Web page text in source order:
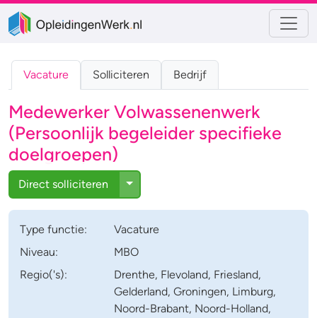
Vacature Solliciteren Bedrijf
Medewerker Volwassenenwerk
(Persoonlijk begeleider specifieke
doelgroepen)
Direct solliciteren Toggle Dropdown
Type functie:
Vacature
Niveau:
MBO
Regio('s):
Drenthe, Flevoland, Friesland,
Gelderland, Groningen, Limburg,
Noord-Brabant, Noord-Holland,